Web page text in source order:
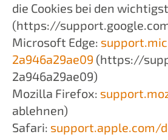
die Cookies bei den
(https://
Microsoft Edge:
2a946a29ae09 (https://
2a946a29ae09)
Mozilla Firefox:
ablehnen)
Safari: support.apple.com/